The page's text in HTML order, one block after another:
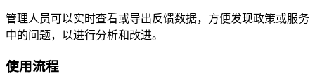
管理人员可以实时查看或导出反馈数据，方便发现政策或服务
中的问题，以进行分析和改进。
使用流程